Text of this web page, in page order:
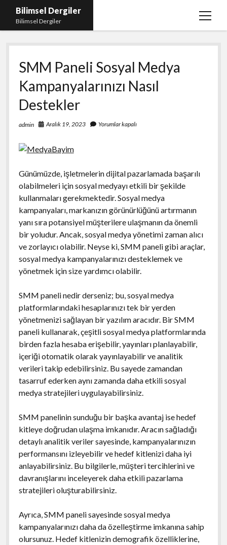
Bilimsel Dergiler
Bilimsel Dergiler
menüyü
Liste
Sayfa Listesi
Spotify Takipçi Çoğaltma
Tiktok Izlenme Arttırma Ücretsiz
SMM Paneli Sosyal Medya
Kampanyalarınızı Nasıl
Destekler
admin Aralık 19, 2023 Yorumlar kapalı
Günümüzde, işletmelerin dijital pazarlamada başarılı
olabilmeleri için sosyal medyayı etkili bir şekilde
kullanmaları gerekmektedir. Sosyal medya
kampanyaları, markanızın görünürlüğünü artırmanın
yanı sıra potansiyel müşterilere ulaşmanın da önemli
bir yoludur. Ancak, sosyal medya yönetimi zaman alıcı
ve zorlayıcı olabilir. Neyse ki, SMM paneli gibi araçlar,
sosyal medya kampanyalarınızı desteklemek ve
yönetmek için size yardımcı olabilir.
SMM paneli nedir derseniz; bu, sosyal medya
platformlarındaki hesaplarınızı tek bir yerden
yönetmenizi sağlayan bir yazılım aracıdır. Bir SMM
paneli kullanarak, çeşitli sosyal medya platformlarında
birden fazla hesaba erişebilir, yayınları planlayabilir,
içeriği otomatik olarak yayınlayabilir ve analitik
verileri takip edebilirsiniz. Bu sayede zamandan
tasarruf ederken aynı zamanda daha etkili sosyal
medya stratejileri uygulayabilirsiniz.
SMM panelinin sunduğu bir başka avantaj ise hedef
kitleye doğrudan ulaşma imkanıdır. Aracın sağladığı
detaylı analitik veriler sayesinde, kampanyalarınızın
performansını izleyebilir ve hedef kitlenizi daha iyi
anlayabilirsiniz. Bu bilgilerle, müşteri tercihlerini ve
davranışlarını inceleyerek daha etkili pazarlama
stratejileri oluşturabilirsiniz.
Ayrıca, SMM paneli sayesinde sosyal medya
kampanyalarınızı daha da özelleştirme imkanına sahip
olursunuz. Hedef kitlenizin demografik özelliklerine,